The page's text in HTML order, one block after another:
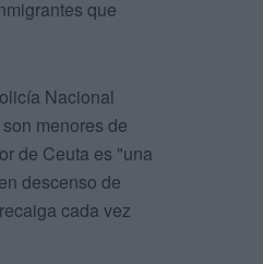
que
Nacional
menores de
de Ceuta es "una
descenso de
cada vez